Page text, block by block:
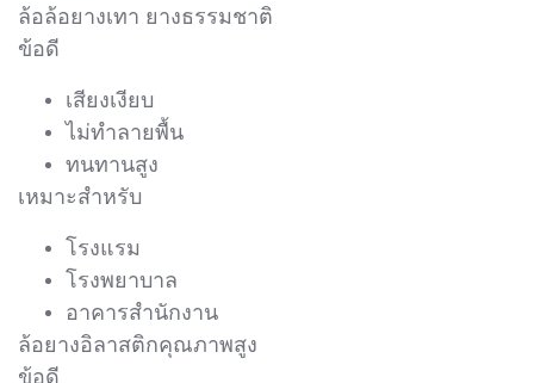
ล้อล้อยางเทา ยางธรรมชาติ
ข้อดี
เสียงเงียบ
ไม่ทำลายพื้น
ทนทานสูง
เหมาะสำหรับ
โรงแรม
โรงพยาบาล
อาคารสำนักงาน
ล้อยางอิลาสติกคุณภาพสูง
ข้อดี